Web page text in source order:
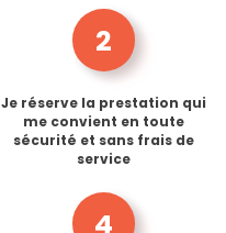
2
Je réserve la prestation qui
me convient en toute
sécurité et sans frais de
service
4